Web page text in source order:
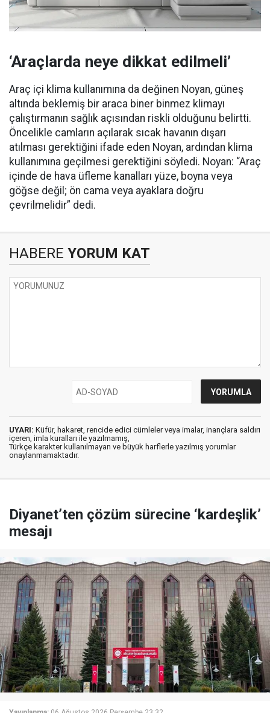
‘Araçlarda neye dikkat edilmeli’
Araç içi klima kullanımına da değinen Noyan, güneş
altında beklemiş bir araca biner binmez klimayı
çalıştırmanın sağlık açısından riskli olduğunu belirtti.
Öncelikle camların açılarak sıcak havanın dışarı
atılması gerektiğini ifade eden Noyan, ardından klima
kullanımına geçilmesi gerektiğini söyledi. Noyan: “Araç
içinde de hava üfleme kanalları yüze, boyna veya
göğse değil; ön cama veya ayaklara doğru
çevrilmelidir” dedi.
HABERE YORUM KAT
UYARI: Küfür, hakaret, rencide edici cümleler veya imalar, inançlara saldırı
içeren, imla kuralları ile yazılmamış,
Türkçe karakter kullanılmayan ve büyük harflerle yazılmış yorumlar
onaylanmamaktadır.
Diyanet’ten çözüm sürecine ‘kardeşlik’
mesajı